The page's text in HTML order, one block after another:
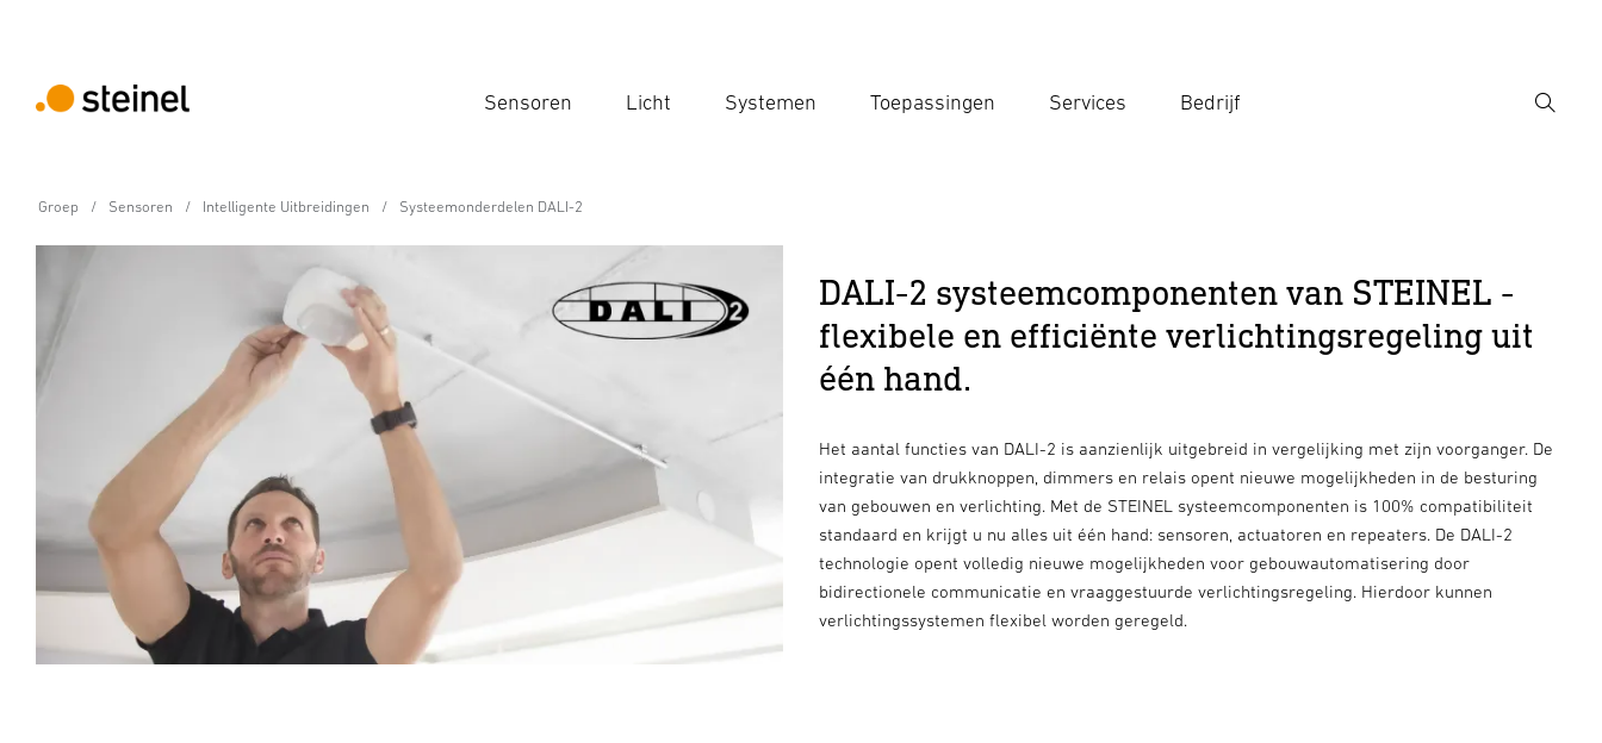
Sensoren Licht Systemen Toepassingen Services Bedrijf
Zoek
Groep Sensoren Intelligente Uitbreidingen Systeemonderdelen DALI-2
DALI-2 systeemcomponenten van STEINEL -
flexibele en efficiënte verlichtingsregeling uit
één hand.
Het aantal functies van DALI-2 is aanzienlijk uitgebreid in vergelijking met zijn voorganger. De
integratie van drukknoppen, dimmers en relais opent nieuwe mogelijkheden in de besturing
van gebouwen en verlichting. Met de STEINEL systeemcomponenten is 100% compatibiliteit
standaard en krijgt u nu alles uit één hand: sensoren, actuatoren en repeaters. De DALI-2
technologie opent volledig nieuwe mogelijkheden voor gebouwautomatisering door
bidirectionele communicatie en vraaggestuurde verlichtingsregeling. Hierdoor kunnen
verlichtingssystemen flexibel worden geregeld.